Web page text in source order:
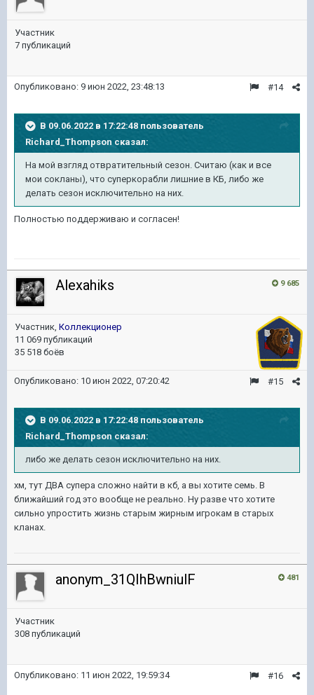
Участник
7 публикаций
#14
Опубликовано: 9 июн 2022, 23:48:13
В 09.06.2022 в 17:22:48 пользователь
Richard_Thompson сказал:
На мой взгляд отвратительный сезон. Считаю (как и все
мои сокланы), что суперкорабли лишние в КБ, либо же
делать сезон исключительно на них.
Полностью поддерживаю и согласен!
9 685
Alexahiks
Участник, Коллекционер
11 069 публикаций
35 518 боёв
#15
Опубликовано: 10 июн 2022, 07:20:42
В 09.06.2022 в 17:22:48 пользователь
Richard_Thompson сказал:
либо же делать сезон исключительно на них.
хм, тут ДВА супера сложно найти в кб, а вы хотите семь. В
ближайший год это вообще не реально. Ну разве что хотите
сильно упростить жизнь старым жирным игрокам в старых
кланах.
481
anonym_31QIhBwniulF
Участник
308 публикаций
#16
Опубликовано: 11 июн 2022, 19:59:34